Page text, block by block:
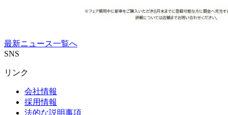
最新ニュース一覧へ
SNS
リンク
会社情報
採用情報
法的な説明事項